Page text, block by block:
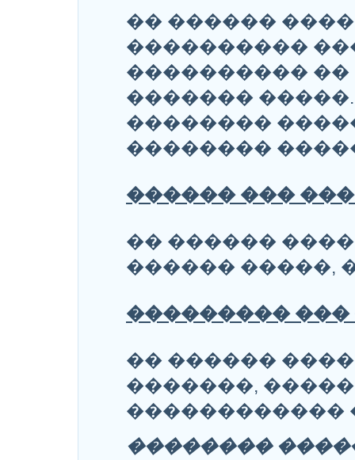
�� ������
����������
����������
�������
��������
��������
������ ���
�� ������
������ �����,
��������� ���
�� ������
�������,
������������
��������